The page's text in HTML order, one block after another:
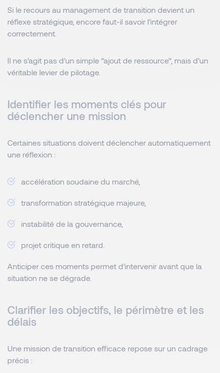
Si le recours au management de transition devient un
réflexe stratégique, encore faut-il savoir l’intégrer
correctement.
Il ne s’agit pas d’un simple “ajout de ressource”, mais d’un
véritable levier de pilotage.
Identifier les moments clés pour
déclencher une mission
Certaines situations doivent déclencher automatiquement
une réflexion :
accélération soudaine du marché,
transformation stratégique majeure,
instabilité de la gouvernance,
projet critique en retard.
Anticiper ces moments permet d’intervenir avant que la
situation ne se dégrade.
Clarifier les objectifs, le périmètre et les
délais
Une mission de transition efficace repose sur un cadrage
précis :